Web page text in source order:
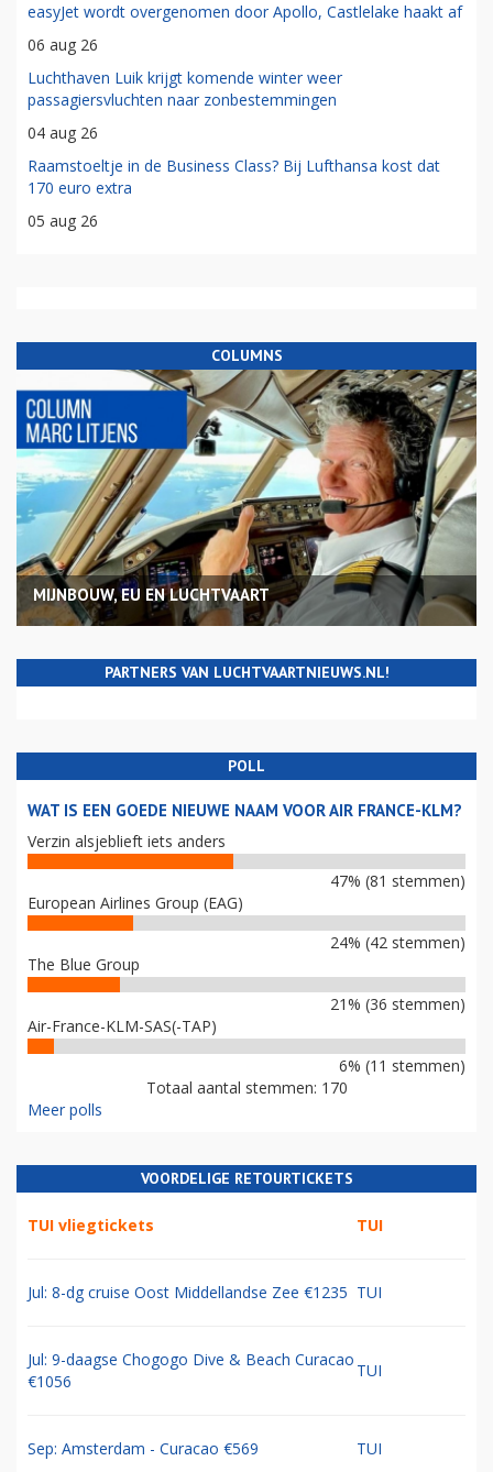
easyJet wordt overgenomen door Apollo, Castlelake haakt af
06 aug 26
Luchthaven Luik krijgt komende winter weer
passagiersvluchten naar zonbestemmingen
04 aug 26
Raamstoeltje in de Business Class? Bij Lufthansa kost dat
170 euro extra
05 aug 26
COLUMNS
MIJNBOUW, EU EN LUCHTVAART
PARTNERS VAN LUCHTVAARTNIEUWS.NL!
POLL
WAT IS EEN GOEDE NIEUWE NAAM VOOR AIR FRANCE-KLM?
Verzin alsjeblieft iets anders
47% (81 stemmen)
European Airlines Group (EAG)
24% (42 stemmen)
The Blue Group
21% (36 stemmen)
Air-France-KLM-SAS(-TAP)
6% (11 stemmen)
Totaal aantal stemmen: 170
Meer polls
VOORDELIGE RETOURTICKETS
TUI vliegtickets TUI
Jul: 8-dg cruise Oost Middellandse Zee €1235 TUI
Jul: 9-daagse Chogogo Dive & Beach Curacao
€1056
TUI
Sep: Amsterdam - Curacao €569 TUI